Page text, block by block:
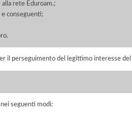
rete Eduroam.;
conseguenti;
il perseguimento del legittimo interesse
seguenti modi: